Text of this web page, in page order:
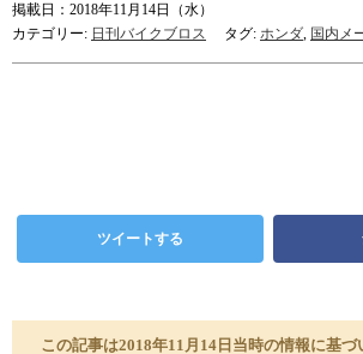
掲載日：2018年11月14日（水）
カテゴリー: 日刊バイクブロス タグ: ホンダ, 国内メ
ツイートする
この記事は2018年11月14日当時の情報に基づ